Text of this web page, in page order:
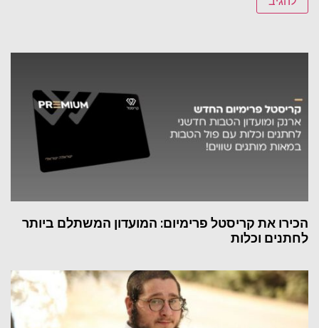
הכירו את קריסטל פרימיום: המועדון המשתלם ביותר
לחתנים וכלות